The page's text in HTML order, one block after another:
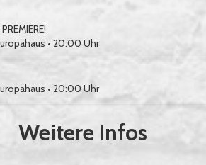
• 20:00 Uhr
• 20:00 Uhr
Weitere Infos